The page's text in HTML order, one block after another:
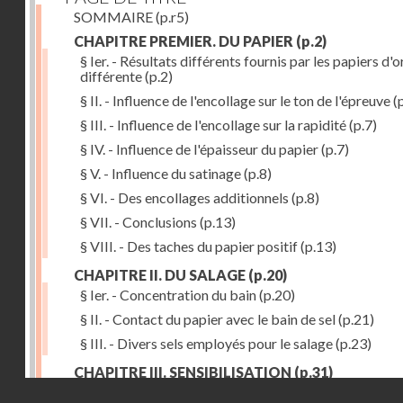
SOMMAIRE(p.r5)
CHAPITRE PREMIER. DU PAPIER (p.2)
§ Ier. - Résultats différents fournis par les papiers
différente(p.2)
§ II. - Influence de l'encollage sur le ton de l'épreuve
§ III. - Influence de l'encollage sur la rapidité(p.7)
§ IV. - Influence de l'épaisseur du papier(p.7)
§ V. - Influence du satinage(p.8)
§ VI. - Des encollages additionnels (p.8)
§ VII. - Conclusions (p.13)
§ VIII. - Des taches du papier positif(p.13)
CHAPITRE II. DU SALAGE (p.20)
§ Ier. - Concentration du bain(p.20)
§ II. - Contact du papier avec le bain de sel(p.21)
§ III. - Divers sels employés pour le salage(p.23)
CHAPITRE III. SENSIBILISATION (p.31)